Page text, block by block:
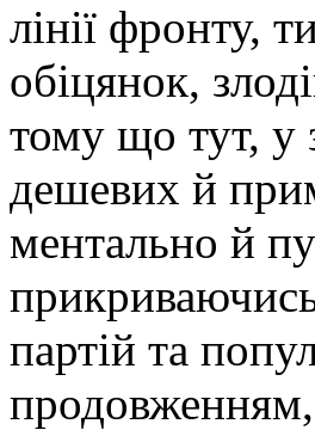
лінії фронту,
обіцянок,
тому що тут, у
дешевих й
ментально й
партій та